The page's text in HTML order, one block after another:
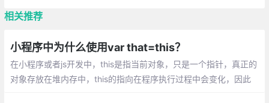
相关推荐
小程序中为什么使用var that=this？
在小程序或者js开发中，this是指当前对象，只是一个指针，真正的
对象存放在堆内存中，this的指向在程序执行过程中会变化，因此